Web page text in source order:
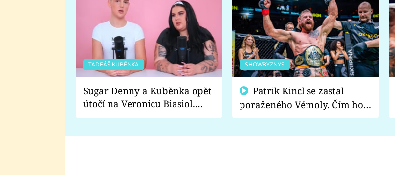
TADEÁŠ KUBĚNKA
Sugar Denny a Kuběnka opět
útočí na Veronicu Biasiol.
Proč je podle nich falešná a
SHOWBYZNYS
poraženého Vémoly. Čím ho
fanoušci naštvali?